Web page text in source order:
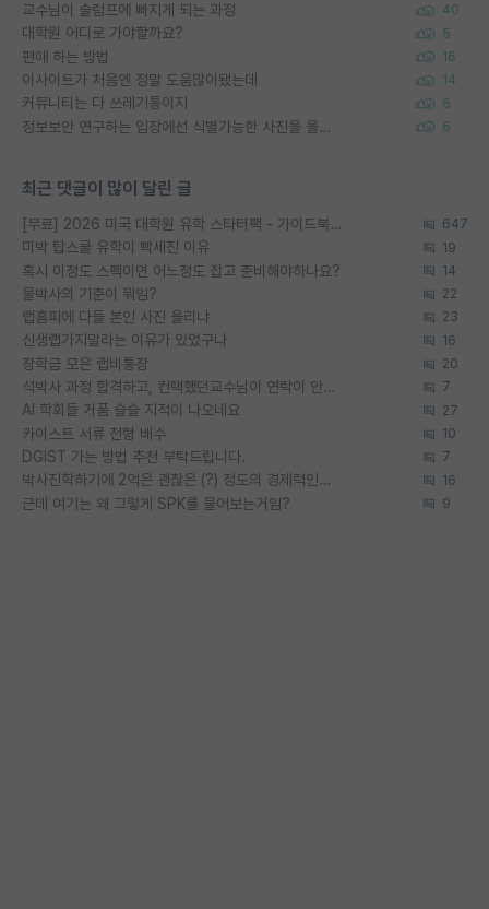
교수님이 슬럼프에 빠지게 되는 과정 40
대학원 어디로 가야할까요? 5
편애 하는 방법 16
이사이트가 처음엔 정말 도움많이됐는데 14
커뮤니티는 다 쓰레기통이지 6
정보보안 연구하는 입장에선 식별가능한 사진을 올리는건 비추이긴함 6
최근 댓글이 많이 달린 글
[무료] 2026 미국 대학원 유학 스타터팩 - 가이드북 & 합격자 컨택메일 템플릿 647
미박 탑스쿨 유학이 빡세진 이유 19
혹시 이정도 스펙이면 어느정도 잡고 준비해야하나요? 14
물박사의 기준이 뭐임? 22
랩홈피에 다들 본인 사진 올리냐 23
신생랩가지말라는 이유가 있었구나 16
장학금 모은 랩비통장 20
석박사 과정 합격하고, 컨택했던교수님이 연락이 안됩니다... 7
AI 학회들 거품 슬슬 지적이 나오네요 27
카이스트 서류 전형 배수 10
DGIST 가는 방법 추천 부탁드립니다. 7
박사진학하기에 2억은 괜찮은 (?) 정도의 경제력인가요 16
근데 여기는 왜 그렇게 SPK를 물어보는거임? 9